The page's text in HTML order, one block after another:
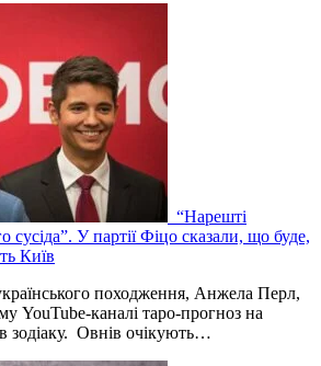
“Нарешті
сусіда”. У партії Фіцо сказали, що буде,
Київ
походження, Анжела Перл,
YouTube-каналі таро-прогноз на
зодіаку. Овнів очікують…